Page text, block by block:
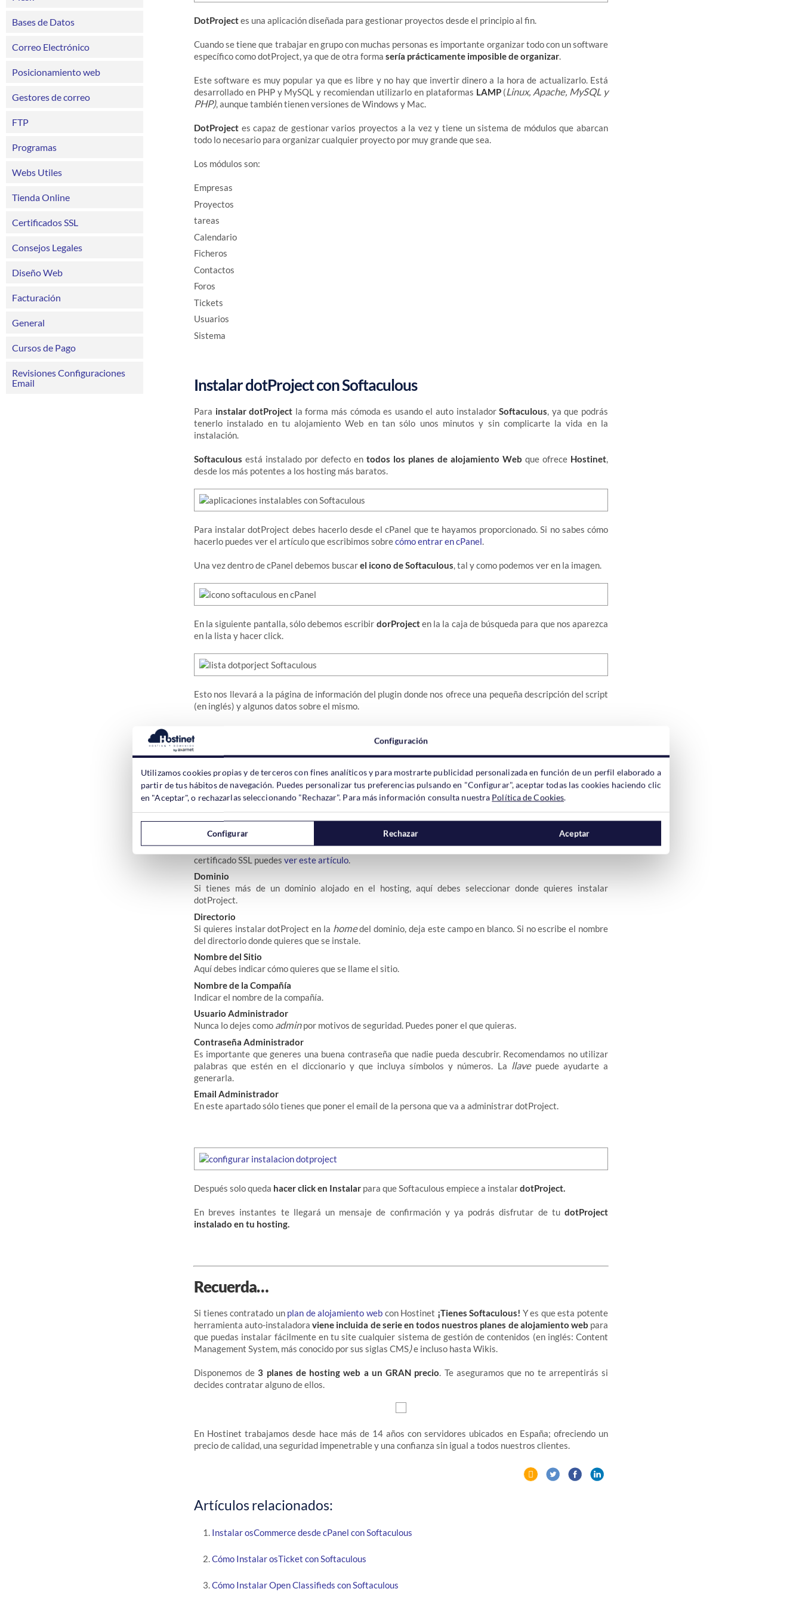
Bases de Datos
Correo Electrónico
Posicionamiento web
Gestores de correo
FTP
Programas
Webs Utiles
Tienda Online
Certificados SSL
Consejos Legales
Diseño Web
Facturación
General
Cursos de Pago
Revisiones Configuraciones
Email
DotProjectes una aplicación diseñada para gestionar proyectos desde el principio al fin.
Cuando se tiene que trabajar en grupo con muchas personas es importante organizar todo con un software
específico como dotProject, ya que de otra forma sería prácticamente imposible de organizar.
Este software es muy popular ya que es libre y no hay que invertir dinero a la hora de actualizarlo. Está
desarrollado en PHP y MySQL y recomiendan utilizarlo en plataformas LAMP(Linux, Apache, MySQL y
PHP), aunque también tienen versiones de Windows y Mac.
DotProject es capaz de gestionar varios proyectos a la vez y tiene un sistema de módulos que abarcan
todo lo necesario para organizar cualquier proyecto por muy grande que sea.
Los módulos son:
Empresas
Proyectos
tareas
Calendario
Ficheros
Contactos
Foros
Tickets
Usuarios
Sistema
Instalar dotProject con Softaculous
Para instalar dotProject la forma más cómoda es usando el auto instaladorSoftaculous, ya que podrás
tenerlo instalado en tu alojamiento Web en tan sólo unos minutos y sin complicarte la vida en la
instalación.
Softaculous está instalado por defecto en todos los planes de alojamiento Web que ofrece Hostinet,
desde los más potentes a los hosting más baratos.
Para instalar dotProject debes hacerlo desde el cPanel que te hayamos proporcionado. Si no sabes cómo
hacerlo puedes ver el artículo que escribimos sobrecómo entrar en cPanel.
Una vez dentro de cPanel debemos buscarel icono de Softaculous, tal y como podemos ver en la imagen.
En la siguiente pantalla, sólo debemos escribir dorProjecten la la caja de búsqueda para que nos aparezca
en la lista y hacer click.
Esto nos llevará a la página de información del plugin donde nos ofrece una pequeña descripción del script
(en inglés) y algunos datos sobre el mismo.
Cuando hagamos click enInstalarnos llevará a una página donde debemos rellenar algunos campos de
datos para completar la instalación.
Seleccione Protocolo
Aquí debes indicar si quieres usar laswwwy si quieres usar un certificado SSL. Si no tienes claro que es un
certificado SSL puedes ver este artículo.
Dominio
Si tienes más de un dominio alojado en el hosting, aquí debes seleccionar donde quieres instalar
dotProject.
Directorio
Si quieres instalar dotProject en la homedel dominio, deja este campo en blanco. Si no escribe el nombre
del directorio donde quieres que se instale.
Nombre del Sitio
Aquí debes indicar cómo quieres que se llame el sitio.
Nombre de la Compañía
Indicar el nombre de la compañía.
Usuario Administrador
Nunca lo dejes como adminpor motivos de seguridad. Puedes poner el que quieras.
Contraseña Administrador
Es importante que generes una buena contraseña que nadie pueda descubrir. Recomendamos no utilizar
palabras que estén en el diccionario y que incluya símbolos y números. La llavepuede ayudarte a
generarla.
Email Administrador
En este apartado sólo tienes que poner el email de la persona que va a administrar dotProject.
Después solo queda hacer click en Instalar para que Softaculous empiece a instalardotProject.
En breves instantes te llegará un mensaje de confirmación y ya podrás disfrutar de tu dotProject
instalado en tu hosting.
Recuerda…
Si tienes contratado un plan de alojamiento webcon Hostinet ¡Tienes Softaculous! Y es que esta potente
herramienta auto-instaladoraviene incluida de serie en todos nuestros planes de alojamiento web para
que puedas instalar fácilmente en tu site cualquier sistema de gestión de contenidos (en inglés: Content
Management System, más conocido por sus siglas CMS)e incluso hasta Wikis.
Disponemos de3 planes de hosting web a un GRAN precio. Te aseguramos que no te arrepentirás si
decides contratar alguno de ellos.
En Hostinet trabajamos desde hace más de 14 años con servidores ubicados en España; ofreciendo un
precio de calidad, una seguridad impenetrable y una confianza sin igual a todos nuestros clientes.
Artículos relacionados:
Instalar osCommerce desde cPanel con Softaculous
Cómo Instalar osTicket con Softaculous
Cómo Instalar Open Classifieds con Softaculous
Configuración
Utilizamos cookies propias y de terceros con fines analíticos y para mostrarte publicidad personalizada en función de un perfil elaborado a
partir de tus hábitos de navegación. Puedes personalizar tus preferencias pulsando en "Configurar", aceptar todas las cookies haciendo clic
en "Aceptar", o rechazarlas seleccionando "Rechazar". Para más información consulta nuestra Política de Cookies.
Configurar Rechazar Aceptar